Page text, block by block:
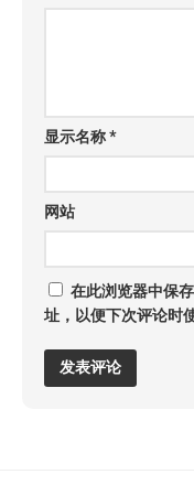
显示名称*
网站
在此浏览器中保
址，以便下次评论时